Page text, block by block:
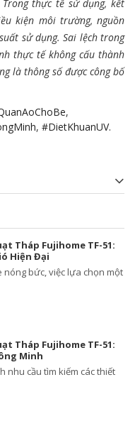
thực tế sử dụng, kết
kiện môi trường, nguồn
sử dụng. Sai lệch trong
thực tế không cấu thành
là thông số được công bố
,
, #DietKhuanUV.
Tháp Fujihome TF-51:
Hiện Đại
nóng bức, việc lựa chọn một
Tháp Fujihome TF-51:
Minh
nhu cầu tìm kiếm các thiết